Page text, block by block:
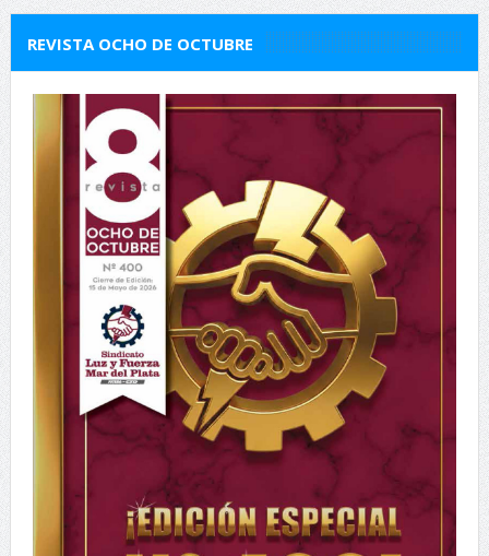
REVISTA OCHO DE OCTUBRE